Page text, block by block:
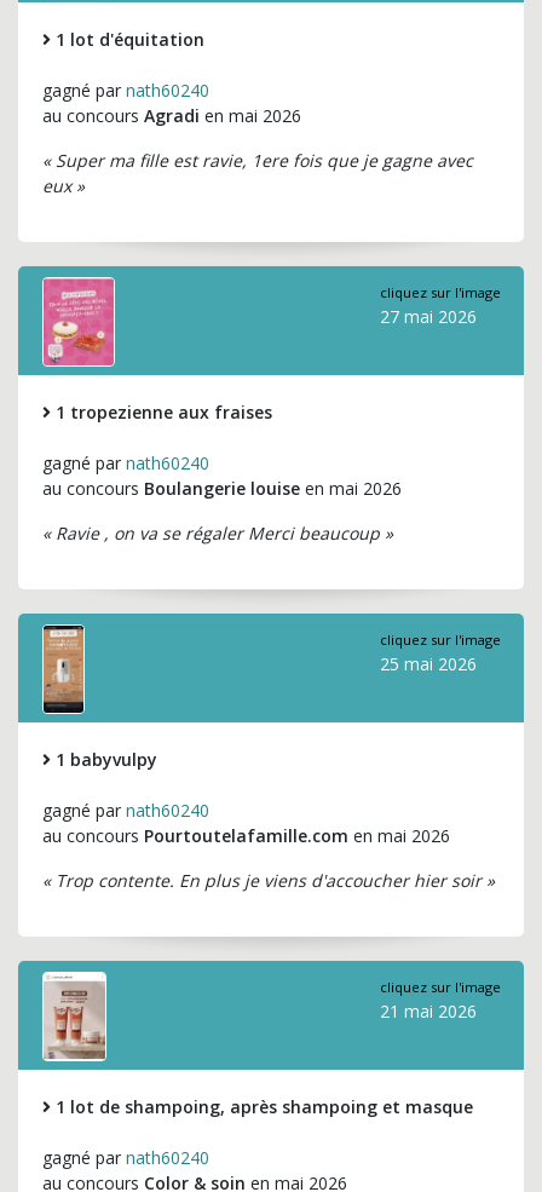
1 lot d'équitation
gagné par nath60240
au concours Agradi en mai 2026
« Super ma fille est ravie, 1ere fois que je gagne avec
eux »
cliquez sur l'image
27 mai 2026
1 tropezienne aux fraises
gagné par nath60240
au concours Boulangerie louise en mai 2026
« Ravie , on va se régaler Merci beaucoup »
cliquez sur l'image
25 mai 2026
1 babyvulpy
gagné par nath60240
au concours Pourtoutelafamille.com en mai 2026
« Trop contente. En plus je viens d'accoucher hier soir »
cliquez sur l'image
21 mai 2026
1 lot de shampoing, après shampoing et masque
gagné par nath60240
au concours Color & soin en mai 2026